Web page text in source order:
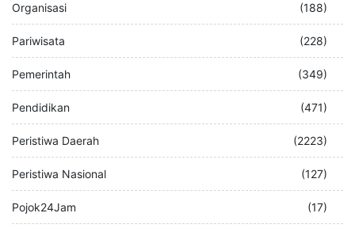
Organisasi (188)
Pariwisata (228)
Pemerintah (349)
Pendidikan (471)
Peristiwa Daerah (2223)
Peristiwa Nasional (127)
Pojok24Jam (17)